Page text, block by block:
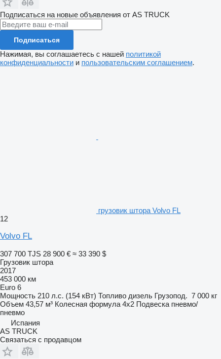
Подписаться на новые объявления от AS TRUCK
Подписаться
Нажимая, вы соглашаетесь с нашей политикой
конфиденциальности и пользовательским соглашением.
грузовик штора Volvo FL
12
Volvo FL
307 700 TJS 28 900 € ≈ 33 390 $
Грузовик штора
2017
453 000 км
Euro 6
Мощность 210 л.с. (154 кВт) Топливо дизель Грузопод. 7 000 кг
Объем 43,57 м³ Колесная формула 4x2 Подвеска пневмо/
пневмо
Испания
AS TRUCK
Связаться с продавцом